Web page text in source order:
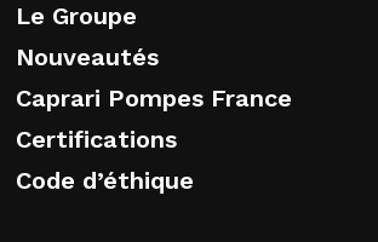
Le Groupe
Nouveautés
Caprari Pompes France
Certifications
Code d’éthique